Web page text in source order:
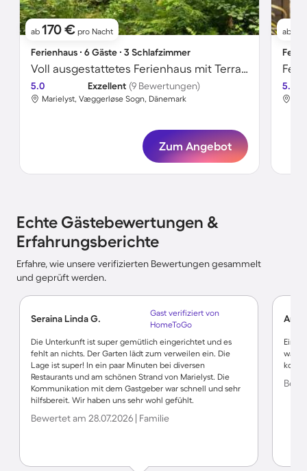
ab 170 € pro Nacht
Ferienhaus ∙ 6 Gäste ∙ 3 Schlafzimmer
Voll ausgestattetes Ferienhaus mit Terrasse, Grill und Whirlpool | Nah am Strand
5.0 Exzellent (9 Bewertungen)
Marielyst, Væggerløse Sogn, Dänemark
Zum Angebot
ab
5.0
Echte Gästebewertungen &
Erfahrungsberichte
Erfahre, wie unsere verifizierten Bewertungen gesammelt
und geprüft werden.
Seraina Linda G.
Gast verifiziert von
HomeToGo
Die Unterkunft ist super gemütlich eingerichtet und es
fehlt an nichts. Der Garten lädt zum verweilen ein. Die
Lage ist super! In ein paar Minuten bei diversen
Restaurants und am schönen Strand von Marielyst. Die
Kommunikation mit dem Gastgeber war schnell und sehr
hilfsbereit. Wir haben uns sehr wohl gefühlt.
Bewertet am 28.07.2026 | Familie
war